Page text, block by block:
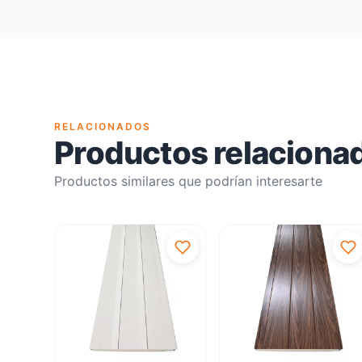
RELACIONADOS
Productos
Productos similares que podrían interesarte